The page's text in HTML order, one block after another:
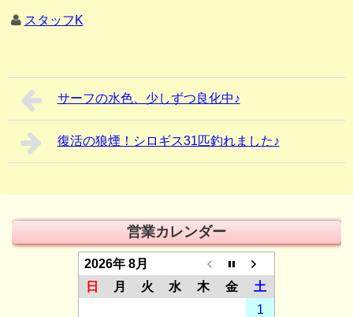
スタッフK
サーフの水色、少しずつ良化中♪
復活の狼煙！シロギス31匹釣れました♪
営業カレンダー
2026年 8月
日
月 火 水 木 金
土
1